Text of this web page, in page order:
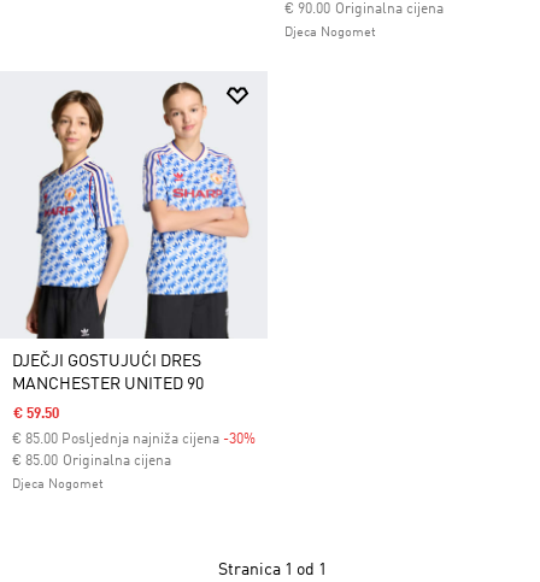
Originalna cijena
Cijena umanjena od
€ 90.00za
Djeca Nogomet
DJEČJI GOSTUJUĆI DRES
MANCHESTER UNITED 90
€ 59.50
€ 85.00 Posljednja najniža cijena -30%
Originalna cijena
Cijena umanjena od
€ 85.00za
Djeca Nogomet
Stranica 1 od 1